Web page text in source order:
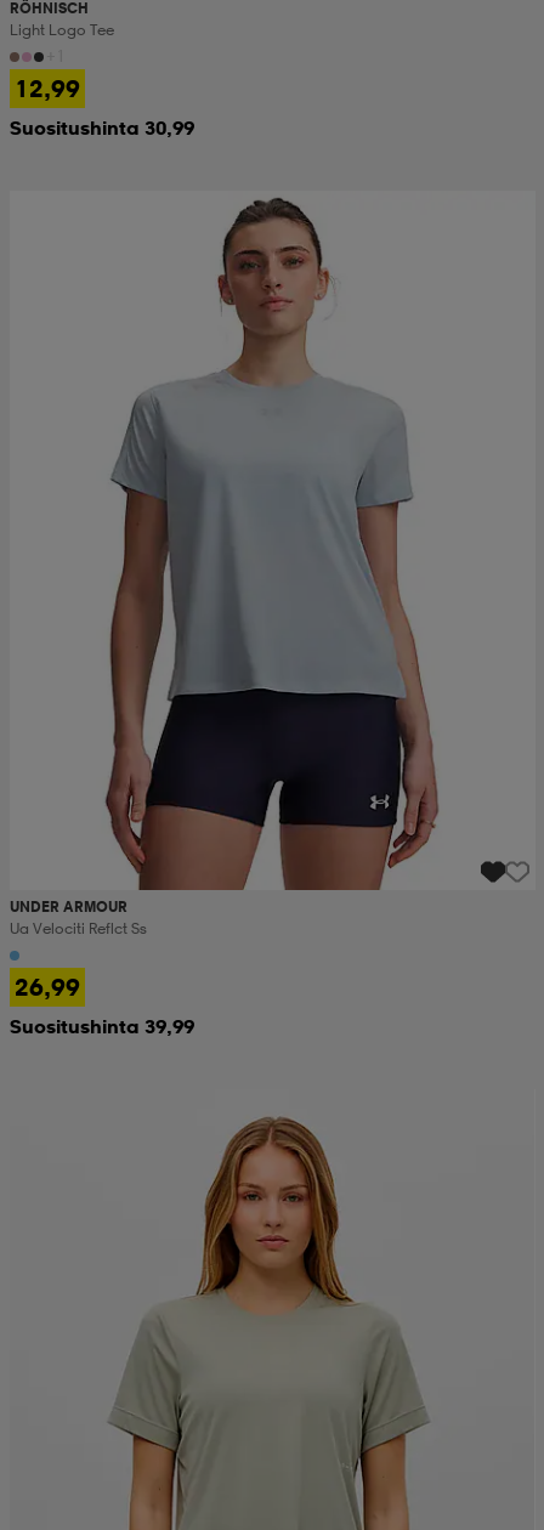
RÖHNISCH
Light Logo Tee
12,99
Suositushinta 30,99
UNDER ARMOUR
Ua Velociti Reflct Ss
26,99
Suositushinta 39,99